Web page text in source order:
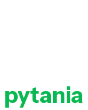
pytania